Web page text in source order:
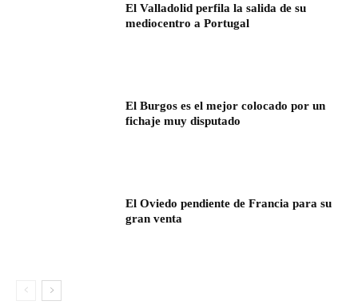
El Valladolid perfila la salida de su
mediocentro a Portugal
El Burgos es el mejor colocado por un
fichaje muy disputado
El Oviedo pendiente de Francia para su
gran venta